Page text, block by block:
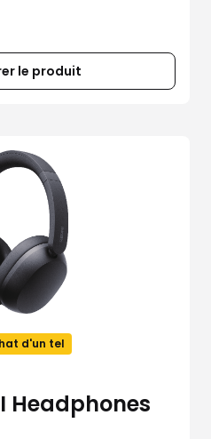
le produit
d'un tel
Headphones